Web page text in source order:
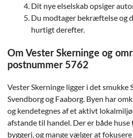
Dit nye elselskab opsiger
Du modtager bekræftelse og
hurtigt derefter.
Om Vester Skerninge og
postnummer 5762
Vester Skerninge ligger i det smukke
Svendborg og Faaborg. Byen har
og kendetegnes af et aktivt
afstande til handel. Der er både
byggeri, og mange vælger at